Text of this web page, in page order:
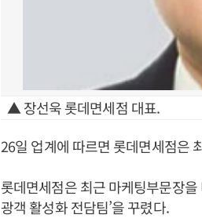
▲ 장선욱 롯데면세점 대표.
26일 업계에 따르면 롯데면세점은
롯데면세점은 최근 마케팅부문장
광객 활성화 전담팀’을 꾸렸다.